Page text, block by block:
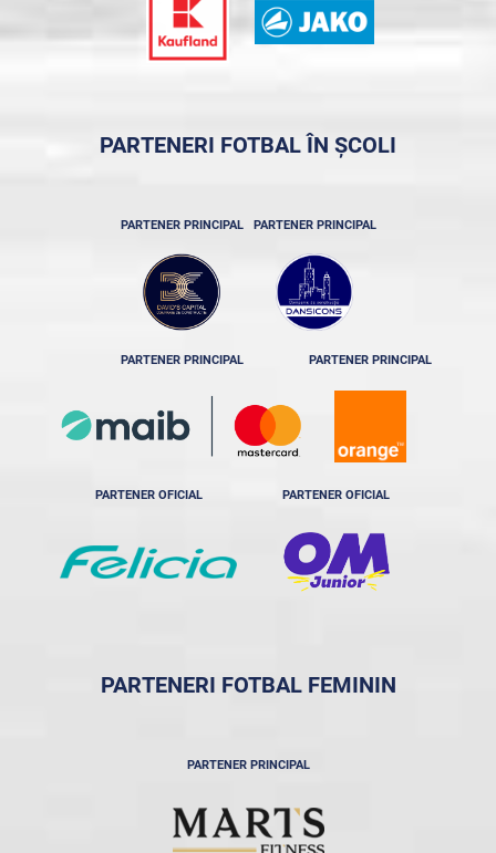
PARTENERI FOTBAL ÎN ȘCOLI
PARTENER PRINCIPAL PARTENER PRINCIPAL
PARTENER PRINCIPAL PARTENER PRINCIPAL
PARTENER OFICIAL PARTENER OFICIAL
PARTENERI FOTBAL FEMININ
PARTENER PRINCIPAL